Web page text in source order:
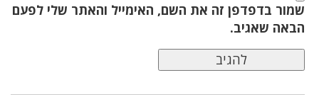
שמור בדפדפן זה את השם, האימייל והאתר שלי לפעם
הבאה שאגיב.